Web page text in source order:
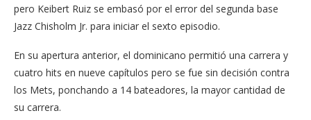
pero Keibert Ruiz se embasó por el error del segunda base
Jazz Chisholm Jr. para iniciar el sexto episodio.
En su apertura anterior, el dominicano permitió una carrera y
cuatro hits en nueve capítulos pero se fue sin decisión contra
los Mets, ponchando a 14 bateadores, la mayor cantidad de
su carrera.